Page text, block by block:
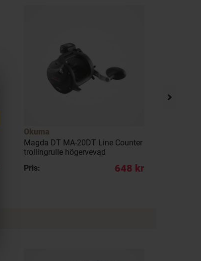
Okuma
Magda DT MA-20DT Line Counter
trollingrulle högervevad
Pris:
648 kr